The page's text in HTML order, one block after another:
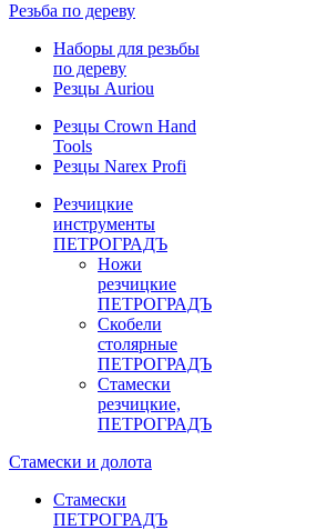
Резьба по дереву
Наборы для резьбы
по дереву
Резцы Auriou
Резцы Crown Hand
Tools
Резцы Narex Profi
Резчицкие
инструменты
ПЕТРОГРАДЪ
Ножи
резчицкие
ПЕТРОГРАДЪ
Скобели
столярные
ПЕТРОГРАДЪ
Стамески
резчицкие,
ПЕТРОГРАДЪ
Стамески и долота
Стамески
ПЕТРОГРАДЪ